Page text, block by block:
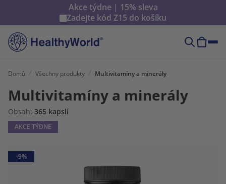
Akce týdne | 15% sleva
Zadejte kód Z15 do košíku
Domů Všechny produkty Multivitamíny a minerály
Multivitamíny a minerály
Obsah: 365 kapslí
AKCE TÝDNE
-9%